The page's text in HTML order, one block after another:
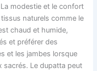
modestie et le confort
naturels comme le
chaud et humide,
et préférer des
et les jambes lorsque
sacrés. Le dupatta peut